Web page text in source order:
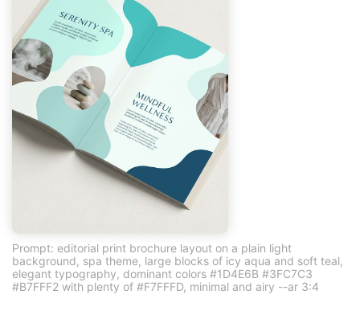
Prompt: editorial print brochure layout on a plain light
background, spa theme, large blocks of icy aqua and soft teal,
elegant typography, dominant colors #1D4E6B #3FC7C3
#B7FFF2 with plenty of #F7FFFD, minimal and airy --ar 3:4